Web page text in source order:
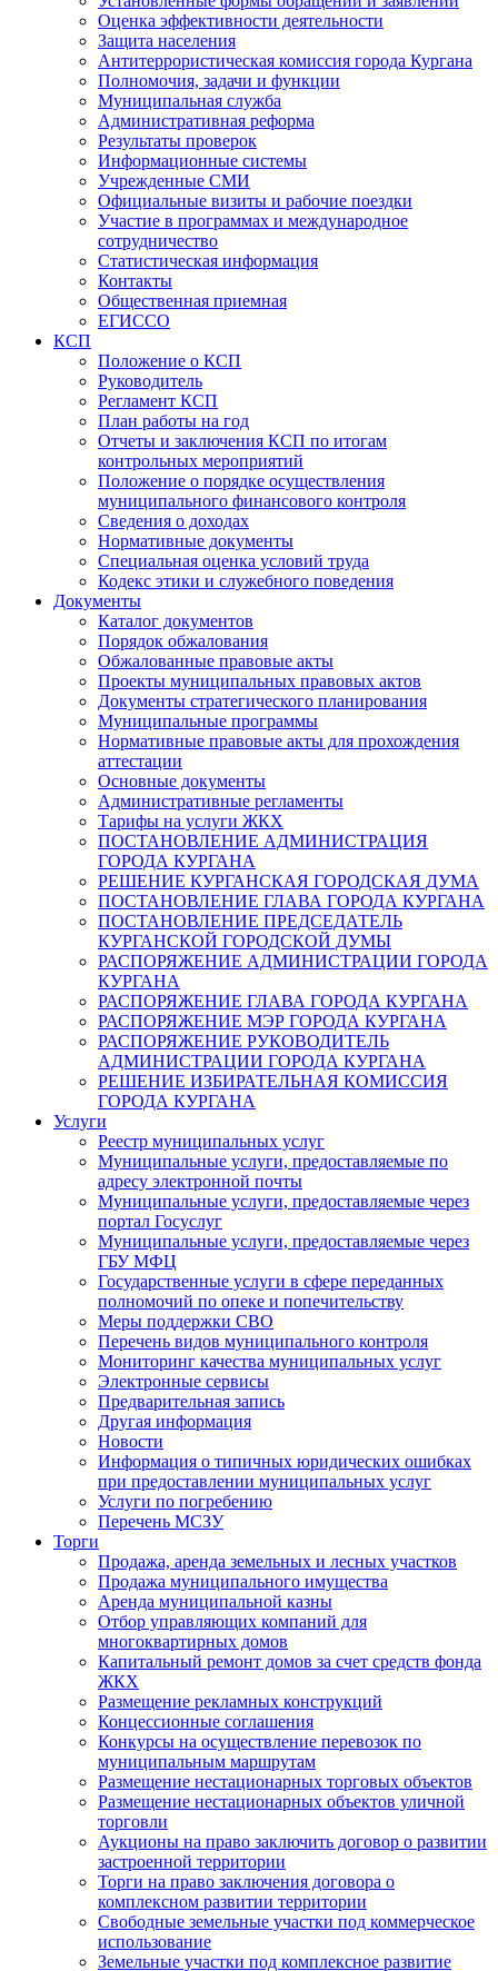
Оценка эффективности деятельности
Защита населения
Антитеррористическая комиссия города Кургана
Полномочия, задачи и функции
Муниципальная служба
Административная реформа
Результаты проверок
Информационные системы
Учрежденные СМИ
Официальные визиты и рабочие поездки
Участие в программах и международное
сотрудничество
Статистическая информация
Контакты
Общественная приемная
ЕГИССО
КСП
Положение о КСП
Руководитель
Регламент КСП
План работы на год
Отчеты и заключения КСП по итогам
контрольных мероприятий
Положение о порядке осуществления
муниципального финансового контроля
Сведения о доходах
Нормативные документы
Специальная оценка условий труда
Кодекс этики и служебного поведения
Документы
Каталог документов
Порядок обжалования
Обжалованные правовые акты
Проекты муниципальных правовых актов
Документы стратегического планирования
Муниципальные программы
Нормативные правовые акты для прохождения
аттестации
Основные документы
Административные регламенты
Тарифы на услуги ЖКХ
ПОСТАНОВЛЕНИЕ АДМИНИСТРАЦИЯ
ГОРОДА КУРГАНА
РЕШЕНИЕ КУРГАНСКАЯ ГОРОДСКАЯ ДУМА
ПОСТАНОВЛЕНИЕ ГЛАВА ГОРОДА КУРГАНА
ПОСТАНОВЛЕНИЕ ПРЕДСЕДАТЕЛЬ
КУРГАНСКОЙ ГОРОДСКОЙ ДУМЫ
РАСПОРЯЖЕНИЕ АДМИНИСТРАЦИИ ГОРОДА
КУРГАНА
РАСПОРЯЖЕНИЕ ГЛАВА ГОРОДА КУРГАНА
РАСПОРЯЖЕНИЕ МЭР ГОРОДА КУРГАНА
РАСПОРЯЖЕНИЕ РУКОВОДИТЕЛЬ
АДМИНИСТРАЦИИ ГОРОДА КУРГАНА
РЕШЕНИЕ ИЗБИРАТЕЛЬНАЯ КОМИССИЯ
ГОРОДА КУРГАНА
Услуги
Реестр муниципальных услуг
Муниципальные услуги, предоставляемые по
адресу электронной почты
Муниципальные услуги, предоставляемые через
портал Госуслуг
Муниципальные услуги, предоставляемые через
ГБУ МФЦ
Государственные услуги в сфере переданных
полномочий по опеке и попечительству
Меры поддержки СВО
Перечень видов муниципального контроля
Мониторинг качества муниципальных услуг
Электронные сервисы
Предварительная запись
Другая информация
Новости
Информация о типичных юридических ошибках
при предоставлении муниципальных услуг
Услуги по погребению
Перечень МСЗУ
Торги
Продажа, аренда земельных и лесных участков
Продажа муниципального имущества
Аренда муниципальной казны
Отбор управляющих компаний для
многоквартирных домов
Капитальный ремонт домов за счет средств фонда
ЖКХ
Размещение рекламных конструкций
Концессионные соглашения
Конкурсы на осуществление перевозок по
муниципальным маршрутам
Размещение нестационарных торговых объектов
Размещение нестационарных объектов уличной
торговли
Аукционы на право заключить договор о развитии
застроенной территории
Торги на право заключения договора о
комплексном развитии территории
Свободные земельные участки под коммерческое
использование
Земельные участки под комплексное развитие